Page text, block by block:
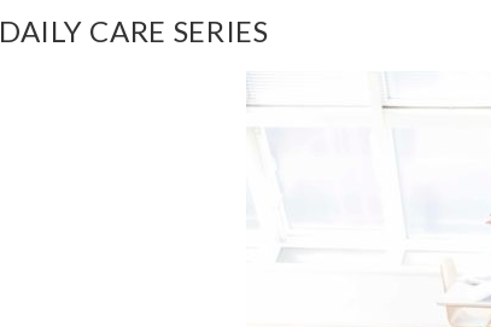
DAILY CARE SERIES